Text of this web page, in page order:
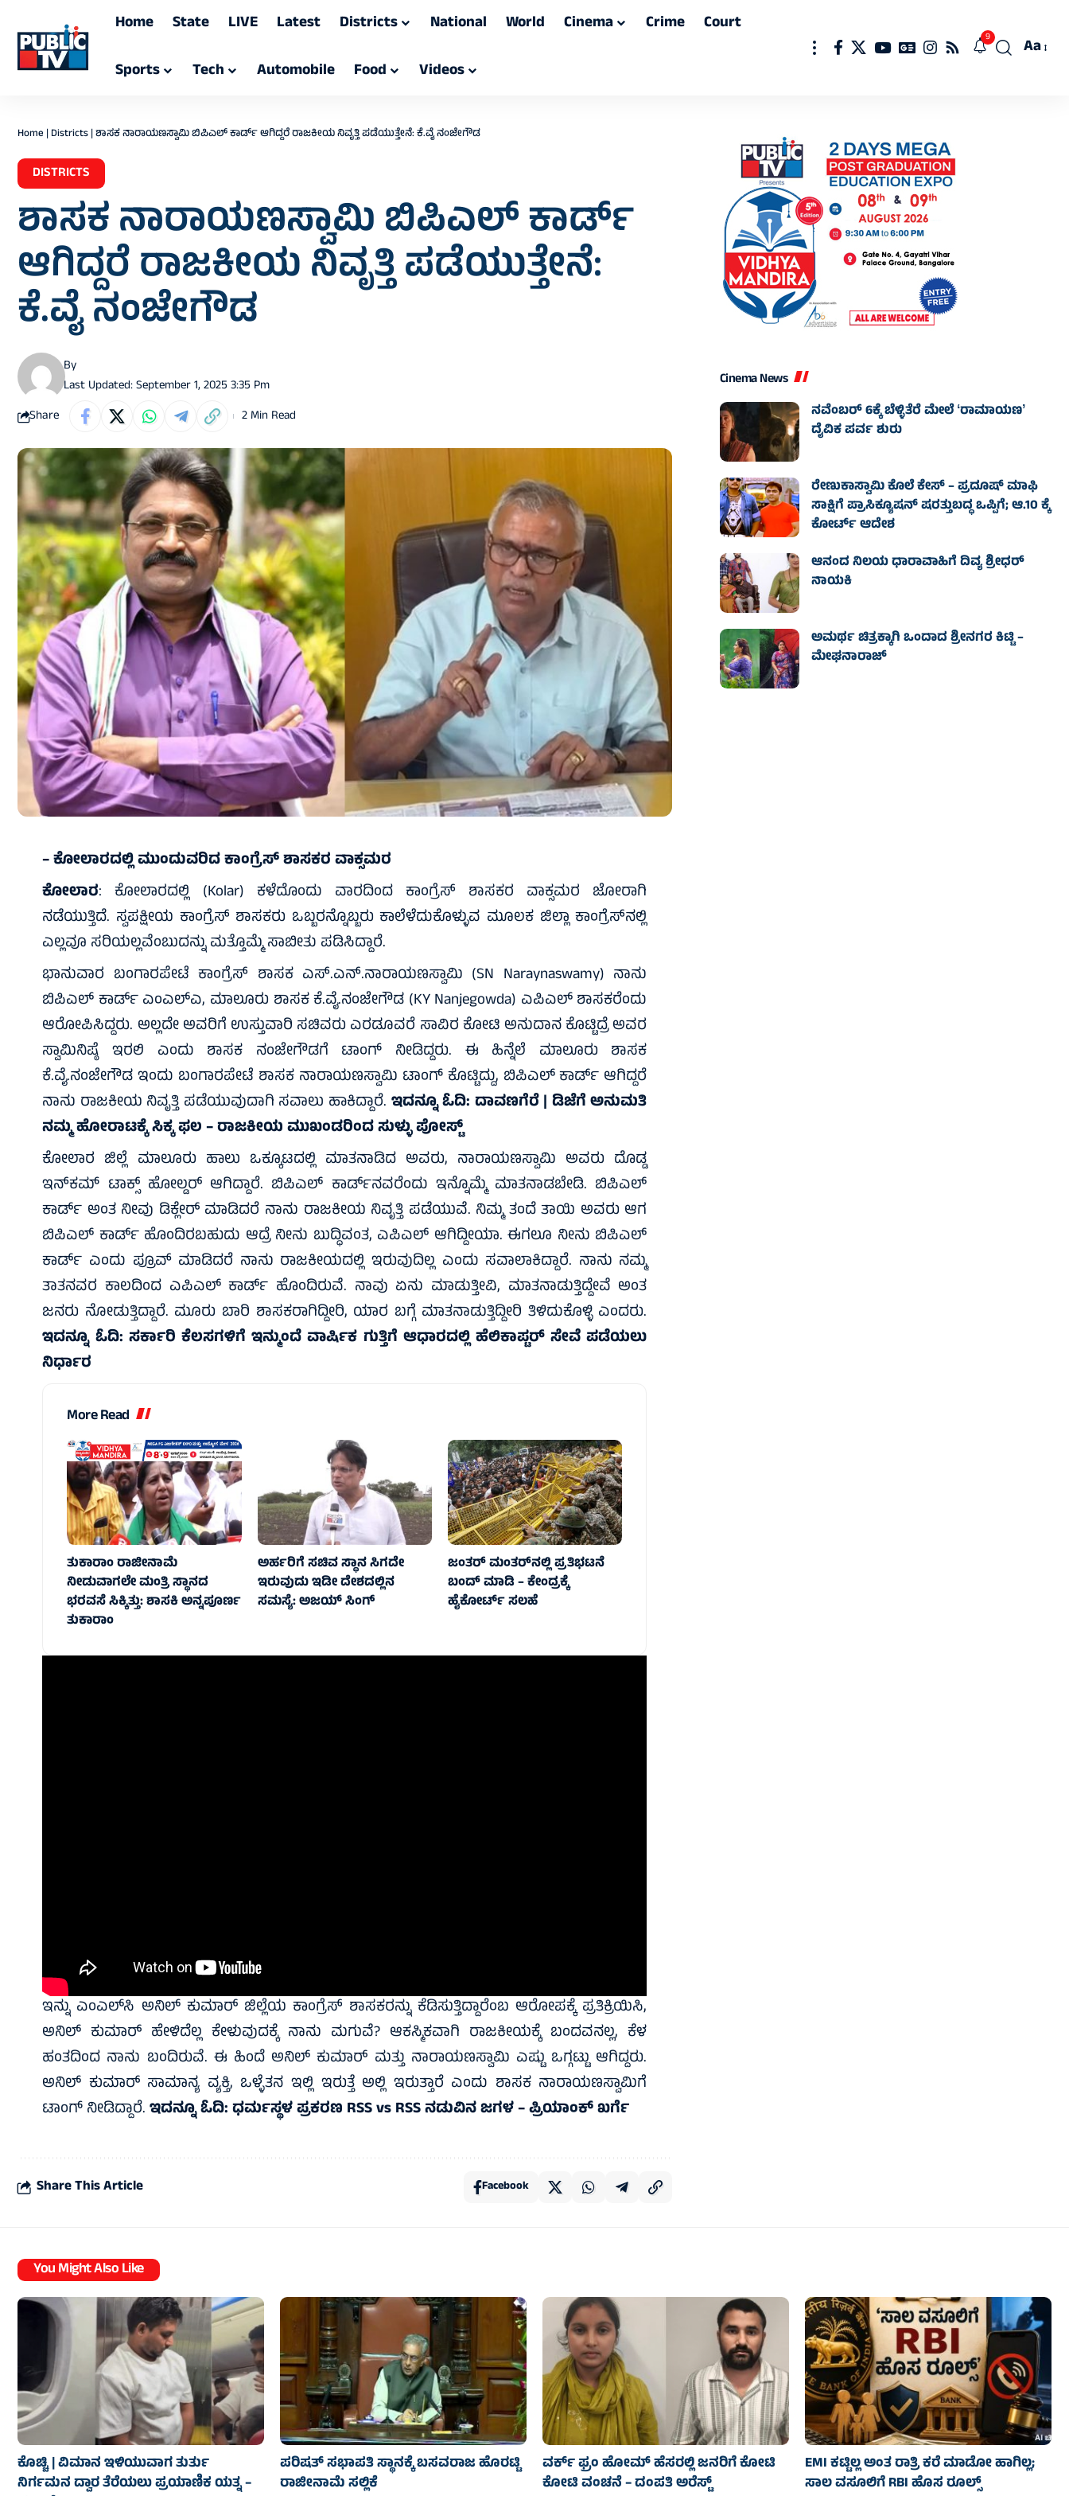
Home State LIVE Latest Districts National World Cinema Crime
Court
Sports
Tech Automobile Food Videos
9
Font
Aa
Home |Districts|ಶಾಸಕ ನಾರಾಯಣಸ್ವಾಮಿ ಬಿಪಿಎಲ್ ಕಾರ್ಡ್ ಆಗಿದ್ದರೆ ರಾಜಕೀಯ ನಿವೃತ್ತಿ ಪಡೆಯುತ್ತೇನೆ: ಕೆ.ವೈ ನಂಜೇಗೌಡ
DISTRICTS
ಶಾಸಕ ನಾರಾಯಣಸ್ವಾಮಿ ಬಿಪಿಎಲ್ ಕಾರ್ಡ್
ಆಗಿದ್ದರೆ ರಾಜಕೀಯ ನಿವೃತ್ತಿ ಪಡೆಯುತ್ತೇನೆ:
ಕೆ.ವೈ ನಂಜೇಗೌಡ
Last Updated: September 1, 2025 3:35 Pm
By
Share 2 Min Read
– ಕೋಲಾರದಲ್ಲಿ ಮುಂದುವರಿದ ಕಾಂಗ್ರೆಸ್ ಶಾಸಕರ ವಾಕ್ಸಮರ
ಕೋಲಾರ: ಕೋಲಾರದಲ್ಲಿ (Kolar) ಕಳೆದೊಂದು ವಾರದಿಂದ ಕಾಂಗ್ರೆಸ್ ಶಾಸಕರ ವಾಕ್ಸಮರ ಜೋರಾಗಿ
ನಡೆಯುತ್ತಿದೆ. ಸ್ವಪಕ್ಷೀಯ ಕಾಂಗ್ರೆಸ್ ಶಾಸಕರು ಒಬ್ಬರನ್ನೊಬ್ಬರು ಕಾಲೆಳೆದುಕೊಳ್ಳುವ ಮೂಲಕ ಜಿಲ್ಲಾ ಕಾಂಗ್ರೆಸ್‌ನಲ್ಲಿ
ಎಲ್ಲವೂ ಸರಿಯಲ್ಲವೆಂಬುದನ್ನು ಮತ್ತೊಮ್ಮೆ ಸಾಬೀತು ಪಡಿಸಿದ್ದಾರೆ.
ಭಾನುವಾರ ಬಂಗಾರಪೇಟೆ ಕಾಂಗ್ರೆಸ್ ಶಾಸಕ ಎಸ್.ಎನ್.ನಾರಾಯಣಸ್ವಾಮಿ (SN Naraynaswamy) ನಾನು
ಬಿಪಿಎಲ್ ಕಾರ್ಡ್ ಎಂಎಲ್‌ಎ, ಮಾಲೂರು ಶಾಸಕ ಕೆ.ವೈ.ನಂಜೇಗೌಡ (KY Nanjegowda) ಎಪಿಎಲ್ ಶಾಸಕರೆಂದು
ಆರೋಪಿಸಿದ್ದರು. ಅಲ್ಲದೇ ಅವರಿಗೆ ಉಸ್ತುವಾರಿ ಸಚಿವರು ಎರಡೂವರೆ ಸಾವಿರ ಕೋಟಿ ಅನುದಾನ ಕೊಟ್ಟಿದ್ರೆ ಅವರ
ಸ್ವಾಮಿನಿಷ್ಠೆ ಇರಲಿ ಎಂದು ಶಾಸಕ ನಂಜೇಗೌಡಗೆ ಟಾಂಗ್ ನೀಡಿದ್ದರು. ಈ ಹಿನ್ನೆಲೆ ಮಾಲೂರು ಶಾಸಕ
ಕೆ.ವೈ.ನಂಜೇಗೌಡ ಇಂದು ಬಂಗಾರಪೇಟೆ ಶಾಸಕ ನಾರಾಯಣಸ್ವಾಮಿ ಟಾಂಗ್ ಕೊಟ್ಟಿದ್ದು, ಬಿಪಿಎಲ್ ಕಾರ್ಡ್ ಆಗಿದ್ದರೆ
ನಾನು ರಾಜಕೀಯ ನಿವೃತ್ತಿ ಪಡೆಯುವುದಾಗಿ ಸವಾಲು ಹಾಕಿದ್ದಾರೆ. ಇದನ್ನೂ ಓದಿ: ದಾವಣಗೆರೆ | ಡಿಜೆಗೆ ಅನುಮತಿ
ನಮ್ಮ ಹೋರಾಟಕ್ಕೆ ಸಿಕ್ಕ ಫಲ – ರಾಜಕೀಯ ಮುಖಂಡರಿಂದ ಸುಳ್ಳು ಪೋಸ್ಟ್
ಕೋಲಾರ ಜಿಲ್ಲೆ ಮಾಲೂರು ಹಾಲು ಒಕ್ಕೂಟದಲ್ಲಿ ಮಾತನಾಡಿದ ಅವರು, ನಾರಾಯಣಸ್ವಾಮಿ ಅವರು ದೊಡ್ಡ
ಇನ್‌ಕಮ್ ಟಾಕ್ಸ್ ಹೋಲ್ಡರ್ ಆಗಿದ್ದಾರೆ. ಬಿಪಿಎಲ್ ಕಾರ್ಡ್‌ನವರೆಂದು ಇನ್ನೊಮ್ಮೆ ಮಾತನಾಡಬೇಡಿ. ಬಿಪಿಎಲ್
ಕಾರ್ಡ್ ಅಂತ ನೀವು ಡಿಕ್ಲೇರ್ ಮಾಡಿದರೆ ನಾನು ರಾಜಕೀಯ ನಿವೃತ್ತಿ ಪಡೆಯುವೆ. ನಿಮ್ಮ ತಂದೆ ತಾಯಿ ಅವರು ಆಗ
ಬಿಪಿಎಲ್ ಕಾರ್ಡ್ ಹೊಂದಿರಬಹುದು ಆದ್ರೆ ನೀನು ಬುದ್ಧಿವಂತ, ಎಪಿಎಲ್ ಆಗಿದ್ದೀಯಾ. ಈಗಲೂ ನೀನು ಬಿಪಿಎಲ್
ಕಾರ್ಡ್ ಎಂದು ಪ್ರೂವ್ ಮಾಡಿದರೆ ನಾನು ರಾಜಕೀಯದಲ್ಲಿ ಇರುವುದಿಲ್ಲ ಎಂದು ಸವಾಲಾಕಿದ್ದಾರೆ. ನಾನು ನಮ್ಮ
ತಾತನವರ ಕಾಲದಿಂದ ಎಪಿಎಲ್ ಕಾರ್ಡ್ ಹೊಂದಿರುವೆ. ನಾವು ಏನು ಮಾಡುತ್ತೀವಿ, ಮಾತನಾಡುತ್ತಿದ್ದೇವೆ ಅಂತ
ಜನರು ನೋಡುತ್ತಿದ್ದಾರೆ. ಮೂರು ಬಾರಿ ಶಾಸಕರಾಗಿದ್ದೀರಿ, ಯಾರ ಬಗ್ಗೆ ಮಾತನಾಡುತ್ತಿದ್ದೀರಿ ತಿಳಿದುಕೊಳ್ಳಿ ಎಂದರು.
ಇದನ್ನೂ ಓದಿ: ಸರ್ಕಾರಿ ಕೆಲಸಗಳಿಗೆ ಇನ್ಮುಂದೆ ವಾರ್ಷಿಕ ಗುತ್ತಿಗೆ ಆಧಾರದಲ್ಲಿ ಹೆಲಿಕಾಪ್ಟರ್ ಸೇವೆ ಪಡೆಯಲು
ನಿರ್ಧಾರ
More Read
ತುಕಾರಾಂ ರಾಜೀನಾಮೆ
ನೀಡುವಾಗಲೇ ಮಂತ್ರಿ ಸ್ಥಾನದ
ಭರವಸೆ ಸಿಕ್ಕಿತ್ತು: ಶಾಸಕಿ ಅನ್ನಪೂರ್ಣ
ತುಕಾರಾಂ
ಅರ್ಹರಿಗೆ ಸಚಿವ ಸ್ಥಾನ ಸಿಗದೇ
ಇರುವುದು ಇಡೀ ದೇಶದಲ್ಲಿನ
ಸಮಸ್ಯೆ: ಅಜಯ್ ಸಿಂಗ್
ಜಂತರ್ ಮಂತರ್‌ನಲ್ಲಿ ಪ್ರತಿಭಟನೆ
ಬಂದ್‌ ಮಾಡಿ – ಕೇಂದ್ರಕ್ಕೆ
ಹೈಕೋರ್ಟ್‌ ಸಲಹೆ
ಇನ್ನು ಎಂಎಲ್‌ಸಿ ಅನಿಲ್ ಕುಮಾರ್ ಜಿಲ್ಲೆಯ ಕಾಂಗ್ರೆಸ್ ಶಾಸಕರನ್ನು ಕೆಡಿಸುತ್ತಿದ್ದಾರೆಂಬ ಆರೋಪಕ್ಕೆ ಪ್ರತಿಕ್ರಿಯಿಸಿ,
ಅನಿಲ್ ಕುಮಾರ್ ಹೇಳಿದೆಲ್ಲ ಕೇಳುವುದಕ್ಕೆ ನಾನು ಮಗುವೆ? ಆಕಸ್ಮಿಕವಾಗಿ ರಾಜಕೀಯಕ್ಕೆ ಬಂದವನಲ್ಲ, ಕೆಳ
ಹಂತದಿಂದ ನಾನು ಬಂದಿರುವೆ. ಈ ಹಿಂದೆ ಅನಿಲ್ ಕುಮಾರ್ ಮತ್ತು ನಾರಾಯಣಸ್ವಾಮಿ ಎಷ್ಟು ಒಗ್ಗಟ್ಟು ಆಗಿದ್ದರು.
ಅನಿಲ್ ಕುಮಾರ್ ಸಾಮಾನ್ಯ ವ್ಯಕ್ತಿ, ಒಳ್ಳೆತನ ಇಲ್ಲಿ ಇರುತ್ತೆ ಅಲ್ಲಿ ಇರುತ್ತಾರೆ ಎಂದು ಶಾಸಕ ನಾರಾಯಣಸ್ವಾಮಿಗೆ
ಟಾಂಗ್ ನೀಡಿದ್ದಾರೆ.ಇದನ್ನೂ ಓದಿ:ಧರ್ಮಸ್ಥಳ ಪ್ರಕರಣ RSS vs RSS ನಡುವಿನ ಜಗಳ – ಪ್ರಿಯಾಂಕ್ ಖರ್ಗೆ
Share This Article Facebook
Cinema News
ನವೆಂಬರ್ 6ಕ್ಕೆ ಬೆಳ್ಳಿತೆರೆ ಮೇಲೆ ʻರಾಮಾಯಣʼ
ದೈವಿಕ ಪರ್ವ ಶುರು
ರೇಣುಕಾಸ್ವಾಮಿ ಕೊಲೆ ಕೇಸ್‌ – ಪ್ರದೂಷ್‌ ಮಾಫಿ
ಸಾಕ್ಷಿಗೆ ಪ್ರಾಸಿಕ್ಯೂಷನ್ ಷರತ್ತುಬದ್ಧ ಒಪ್ಪಿಗೆ; ಆ.10 ಕ್ಕೆ
ಕೋರ್ಟ್ ಆದೇಶ
ಆನಂದ ನಿಲಯ ಧಾರಾವಾಹಿಗೆ ದಿವ್ಯ ಶ್ರೀಧರ್
ನಾಯಕಿ
ಅಮರ್ಥ ಚಿತ್ರಕ್ಕಾಗಿ ಒಂದಾದ ಶ್ರೀನಗರ ಕಿಟ್ಟಿ –
ಮೇಘನಾರಾಜ್
You Might Also Like
ಕೊಚ್ಚಿ | ವಿಮಾನ ಇಳಿಯುವಾಗ ತುರ್ತು
ನಿರ್ಗಮನ ದ್ವಾರ ತೆರೆಯಲು ಪ್ರಯಾಣಿಕ ಯತ್ನ –
ಪರಿಷತ್ ಸಭಾಪತಿ ಸ್ಥಾನಕ್ಕೆ ಬಸವರಾಜ ಹೊರಟ್ಟಿ
ರಾಜೀನಾಮೆ ಸಲ್ಲಿಕೆ
ವರ್ಕ್ ಫ್ರಂ ಹೋಮ್ ಹೆಸರಲ್ಲಿ ಜನರಿಗೆ ಕೋಟಿ
ಕೋಟಿ ವಂಚನೆ – ದಂಪತಿ ಅರೆಸ್ಟ್
EMI ಕಟ್ಟಿಲ್ಲ ಅಂತ ರಾತ್ರಿ ಕರೆ ಮಾಡೋ ಹಾಗಿಲ್ಲ;
ಸಾಲ ವಸೂಲಿಗೆ RBI ಹೊಸ ರೂಲ್ಸ್